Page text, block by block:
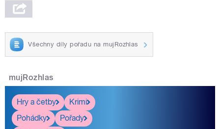
Všechny díly pořadu na mujRozhlas
mujRozhlas
Hry a četby
Krimi
Pohádky
Pořady